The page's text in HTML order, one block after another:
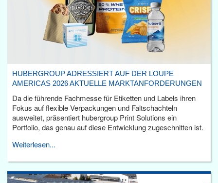
HUBERGROUP ADRESSIERT AUF DER LOUPE
AMERICAS 2026 AKTUELLE MARKTANFORDERUNGEN
Da die führende Fachmesse für Etiketten und Labels ihren
Fokus auf flexible Verpackungen und Faltschachteln
ausweitet, präsentiert hubergroup Print Solutions ein
Portfolio, das genau auf diese Entwicklung zugeschnitten ist.
Weiterlesen...